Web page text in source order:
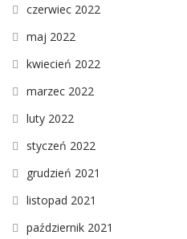
czerwiec 2022
maj 2022
kwiecień 2022
marzec 2022
luty 2022
styczeń 2022
grudzień 2021
listopad 2021
październik 2021